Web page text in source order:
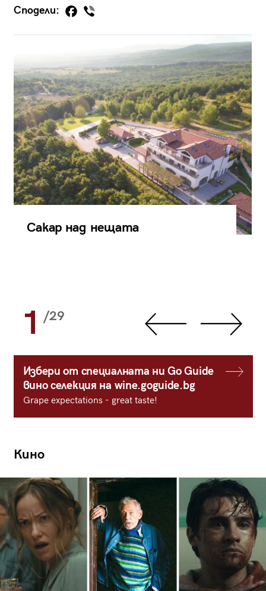
Сподели:
Сакар над нещата
1 /29
Избери от специалната ни Go Guide
вино селекция на wine.goguide.bg
Grape expectations - great taste!
Кино